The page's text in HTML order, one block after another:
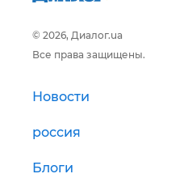
© 2026, Диалог.ua
Все права защищены.
Новости
россия
Блоги